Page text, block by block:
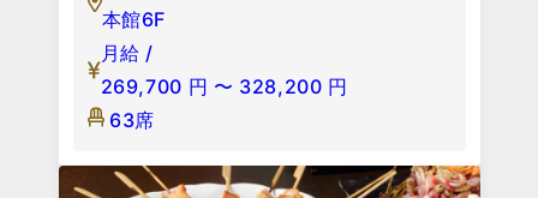
本館6F
月給 /
269,700 円 〜 328,200 円
63席